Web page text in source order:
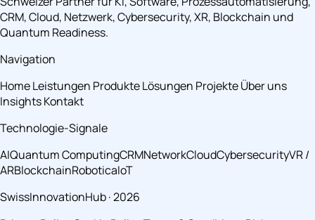
CRM, Cloud, Netzwerk, Cybersecurity, XR, Blockchain und
Quantum Readiness.
Navigation
HomeLeistungen ProdukteLösungen ProjekteÜber uns
InsightsKontakt
Technologie-Signale
AIQuantum ComputingCRMNetworkCloudCybersecurityVR /
ARBlockchainRoboticaIoT
SwissInnovationHub · 2026